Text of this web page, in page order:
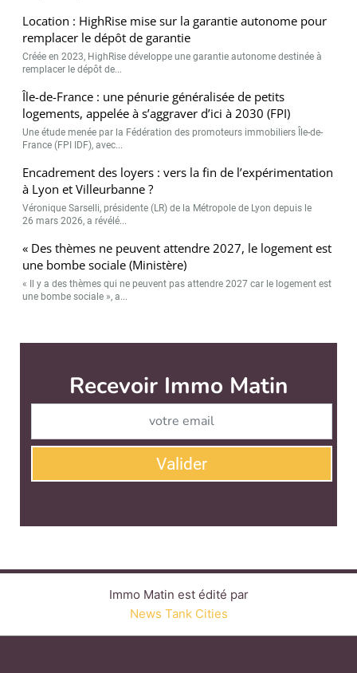
Location : HighRise mise sur la garantie autonome pour
remplacer le dépôt de garantie
Créée en 2023, HighRise développe une garantie autonome destinée à
remplacer le dépôt de...
Île-de-France : une pénurie généralisée de petits
logements, appelée à s’aggraver d’ici à 2030 (FPI)
Une étude menée par la Fédération des promoteurs immobiliers Île-de-
France (FPI IDF), avec...
Encadrement des loyers : vers la fin de l’expérimentation
à Lyon et Villeurbanne ?
Véronique Sarselli, présidente (LR) de la Métropole de Lyon depuis le
26 mars 2026, a révélé...
« Des thèmes ne peuvent attendre 2027, le logement est
une bombe sociale (Ministère)
« Il y a des thèmes qui ne peuvent pas attendre 2027 car le logement est
une bombe sociale », a...
Immo Matin est édité par
QUI SOMMES-NOUS ?
LINKEDINTWITTERFACEBOOK
YOUTUBE